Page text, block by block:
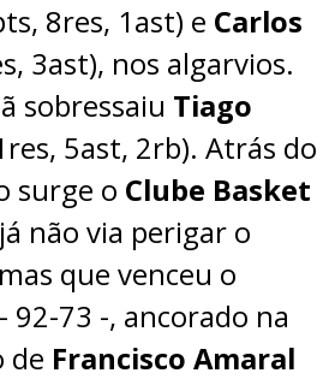
8res, 1ast) e Carlos
3ast), nos algarvios.
sobressaiu Tiago
5ast, 2rb). Atrás do
surge o Clube Basket
não via perigar o
que venceu o
92-73 -, ancorado na
de Francisco Amaral